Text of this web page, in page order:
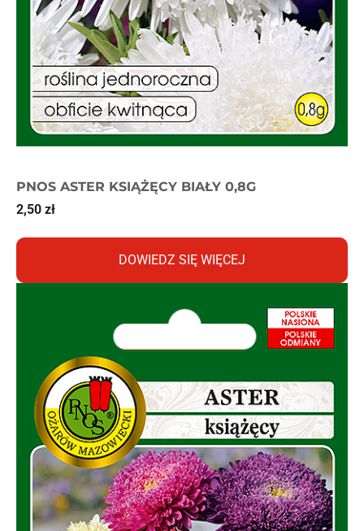
PNOS ASTER KSIĄŻĘCY BIAŁY 0,8G
2,50 zł
DOWIEDZ SIĘ WIĘCEJ